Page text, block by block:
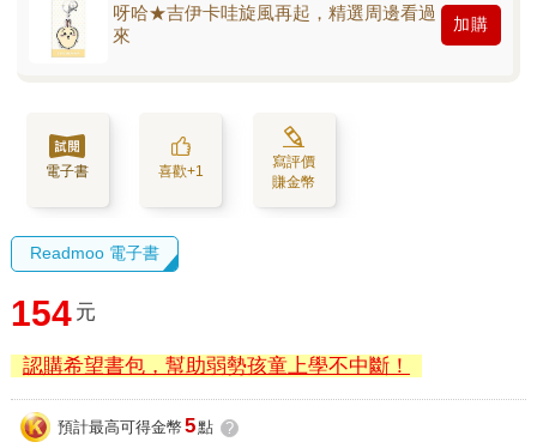
呀哈★吉伊卡哇旋風再起，精選周邊看過
來
加購
電子書 喜歡+1
寫評價
賺金幣
Readmoo 電子書
154 元
認購希望書包，幫助弱勢孩童上學不中斷！
預計最高可得金幣 5點 ?